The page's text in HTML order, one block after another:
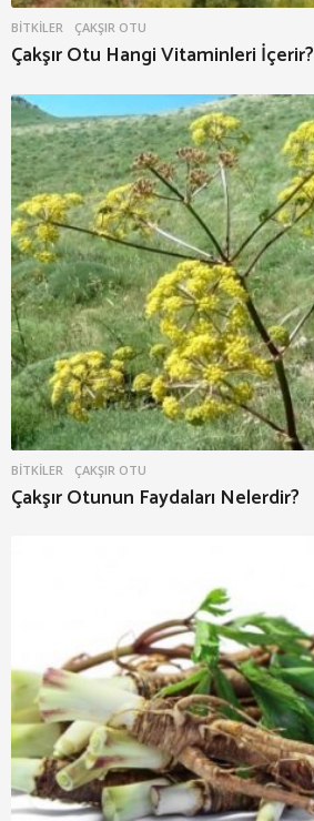
BITKILER ÇAKŞIR OTU
Çakşır Otu Hangi Vitaminleri İçerir?
BITKILER ÇAKŞIR OTU
Çakşır Otunun Faydaları Nelerdir?